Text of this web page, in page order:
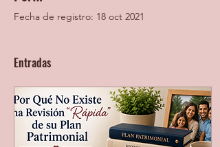
Fecha de registro: 18 oct 2021
Entradas